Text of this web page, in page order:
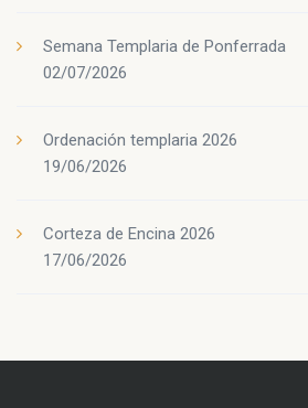
Semana Templaria de Ponferrada
02/07/2026
Ordenación templaria 2026
19/06/2026
Corteza de Encina 2026
17/06/2026